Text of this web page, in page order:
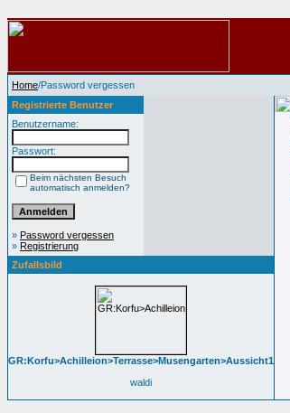
Home/Password vergessen
Registrierte Benutzer
Benutzername:
Passwort:
Beim nächsten Besuch
automatisch anmelden?
» Password vergessen
» Registrierung
Zufallsbild
GR:Korfu>Achilleion>Terrasse>Musengarten>Aussicht1
waldi